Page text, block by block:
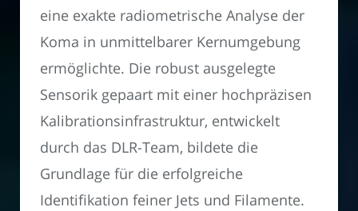
eine exakte radiometrische Analyse der
Koma in unmittelbarer Kernumgebung
ermöglichte. Die robust ausgelegte
Sensorik gepaart mit einer hochpräzisen
Kalibrationsinfrastruktur, entwickelt
durch das DLR-Team, bildete die
Grundlage für die erfolgreiche
Identifikation feiner Jets und Filamente.